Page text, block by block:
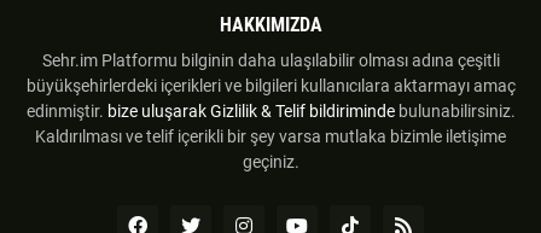
HAKKIMIZDA
Sehr.im Platformu bilginin daha ulaşılabilir olması adına çeşitli
büyükşehirlerdeki içerikleri ve bilgileri kullanıcılara aktarmayı amaç
edinmiştir. bize uluşarak Gizlilik & Telif bildiriminde bulunabilirsiniz.
Kaldırılması ve telif içerikli bir şey varsa mutlaka bizimle iletişime
geçiniz.